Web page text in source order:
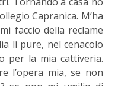
Capranica. M’ha
faccio della reclame
lì pure, nel cenacolo
per la mia cattiveria.
l’opera mia, se non